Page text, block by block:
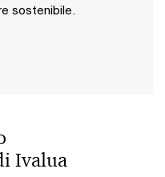
sostenibile.
Ivalua